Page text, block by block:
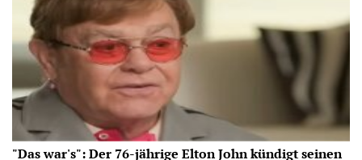
"Das war's": Der 76-jährige Elton John kündigt seinen